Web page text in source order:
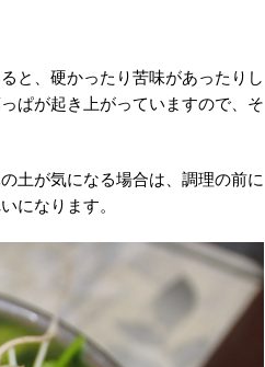
と、硬かったり苦味があったりし
ぱが起き上がっていますので、そ
土が気になる場合は、調理の前に
になります。